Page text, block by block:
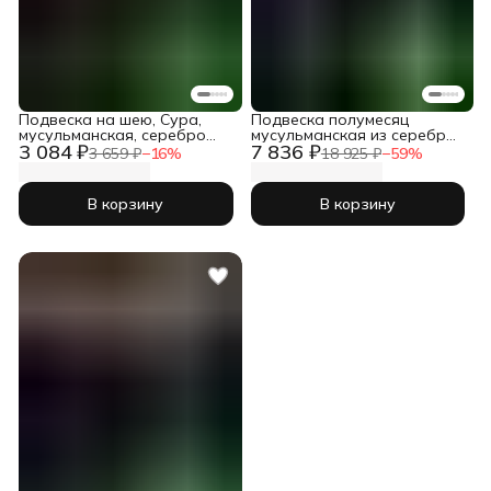
3 084 ₽3 659 ₽−16%
Подвеска на шею, Сура,
мусульманская, серебро
925
В корзину
7 836 ₽18 925 ₽−59%
Подвеска полумесяц
мусульманская из серебра
925 пробы на шею
В корзину